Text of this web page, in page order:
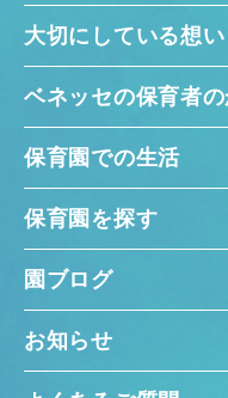
大切にしている想い
ベネッセの保育者
保育園での生活
保育園を探す
園ブログ
お知らせ